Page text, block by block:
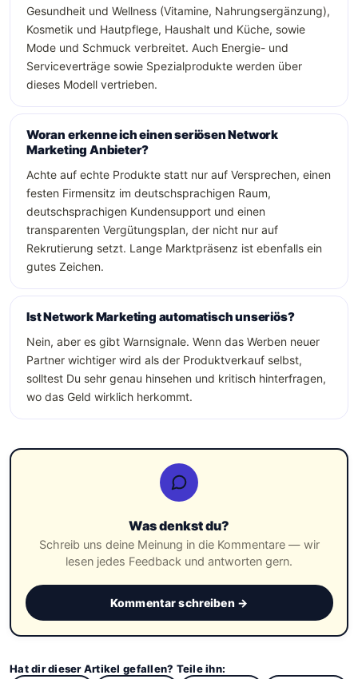
Gesundheit und Wellness (Vitamine, Nahrungsergänzung),
Kosmetik und Hautpflege, Haushalt und Küche, sowie
Mode und Schmuck verbreitet. Auch Energie- und
Serviceverträge sowie Spezialprodukte werden über
dieses Modell vertrieben.
Woran erkenne ich einen seriösen Network
Marketing Anbieter?
Achte auf echte Produkte statt nur auf Versprechen, einen
festen Firmensitz im deutschsprachigen Raum,
deutschsprachigen Kundensupport und einen
transparenten Vergütungsplan, der nicht nur auf
Rekrutierung setzt. Lange Marktpräsenz ist ebenfalls ein
gutes Zeichen.
Ist Network Marketing automatisch unseriös?
Nein, aber es gibt Warnsignale. Wenn das Werben neuer
Partner wichtiger wird als der Produktverkauf selbst,
solltest Du sehr genau hinsehen und kritisch hinterfragen,
wo das Geld wirklich herkommt.
Was denkst du?
Schreib uns deine Meinung in die Kommentare — wir
lesen jedes Feedback und antworten gern.
Kommentar schreiben →
Hat dir dieser Artikel gefallen? Teile ihn: